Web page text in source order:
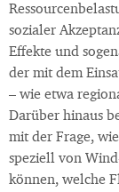
sozialer
Effekte und
der mit dem
– wie etwa
Darüber hinaus
mit der Frage,
speziell von
können, welche